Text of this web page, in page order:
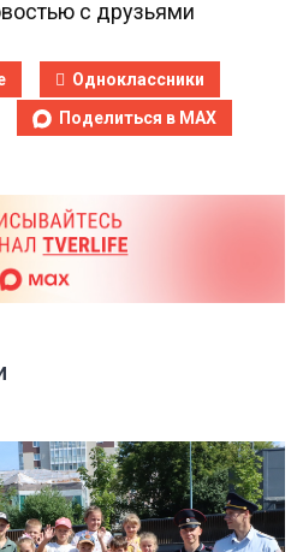
с друзьями
Одноклассники
Поделиться в MAX